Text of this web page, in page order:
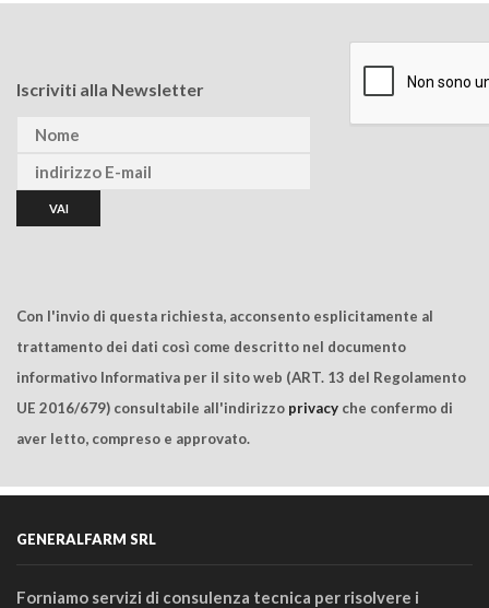
Iscriviti alla Newsletter
Con l'invio di questa richiesta, acconsento esplicitamente al
trattamento dei dati così come descritto nel documento
informativo Informativa per il sito web (ART. 13 del Regolamento
UE 2016/679) consultabile all'indirizzo privacy che confermo di
aver letto, compreso e approvato.
GENERALFARM SRL
Forniamo servizi di consulenza tecnica per risolvere i